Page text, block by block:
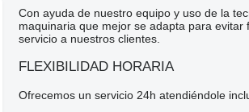
Con ayuda de nuestro equipo y uso de la
maquinaria que mejor se adapta para
servicio a nuestros clientes.
FLEXIBILIDAD HORARIA
Ofrecemos un servicio 24h atendiéndole